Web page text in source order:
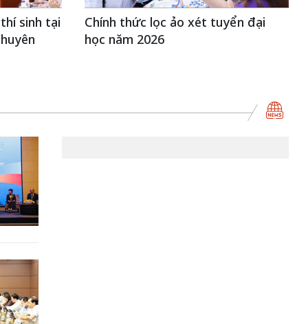
sinh tại
Chính thức lọc ảo xét tuyển đại
học năm 2026